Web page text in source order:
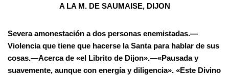
A LA M. DE SAUMAISE, DIJON
Severa amonestación a dos personas enemistadas.—
Violencia que tiene que hacerse la Santa para hablar de sus
cosas.—Acerca de «el Librito de Dijon».—«Pausada y
suavemente, aunque con energía y diligencia». «Este Divino